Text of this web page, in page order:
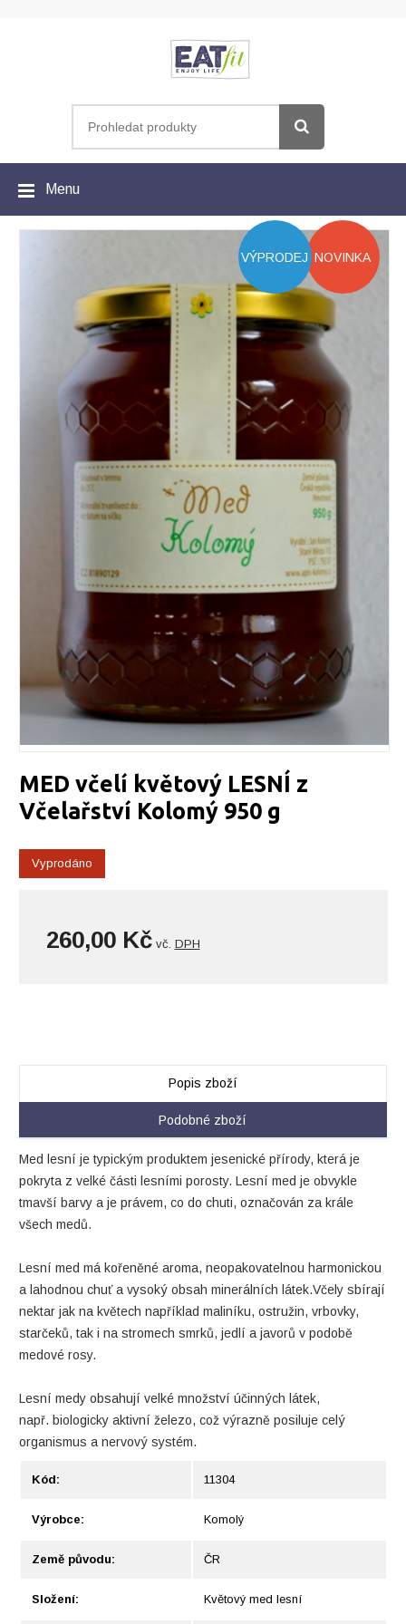
Menu
NOVINKA
VÝPRODEJ
MED včelí květový LESNÍ z
Včelařství Kolomý 950 g
Vyprodáno
260,00 Kčvč. DPH
Popis zboží
Podobné zboží
Med lesní je typickým produktem jesenické přírody, která je
pokryta z velké části lesními porosty. Lesní med je obvykle
tmavší barvy a je právem, co do chuti, označován za krále
všech medů.
Lesní med má kořeněné aroma, neopakovatelnou harmonickou
a lahodnou chuť a vysoký obsah minerálních látek.Včely sbírají
nektar jak na květech například maliníku, ostružin, vrbovky,
starčeků, tak i na stromech smrků, jedlí a javorů v podobě
medové rosy.
Lesní medy obsahují velké množství účinných látek,
např. biologicky aktivní železo, což výrazně posiluje celý
organismus a nervový systém.
Kód: 11304
Výrobce: Komolý
Země původu: ČR
Složení: Květový med lesní